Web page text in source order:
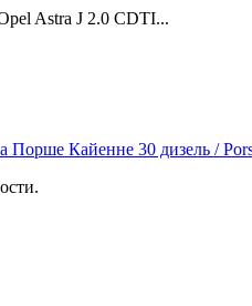
Astra J 2.0 CDTI...